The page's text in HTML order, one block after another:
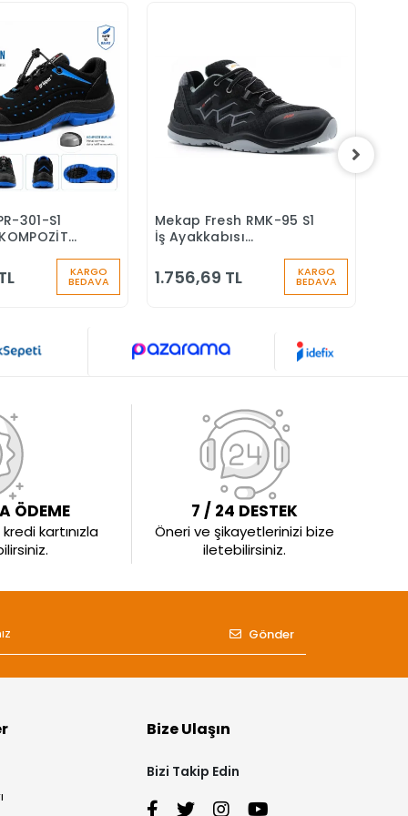
Ekle
301-S1
KARGO
BEDAVA
Sepete Ekle
Mekap Fresh RMK-95 S1
İş Ayakkabısı
1.756,69 TL KARGO
BEDAVA
ÖDEME
kartınızla
7 / 24 DESTEK
Öneri ve şikayetlerinizi bize
iletebilirsiniz.
Gönder
Bize Ulaşın
Bizi Takip Edin